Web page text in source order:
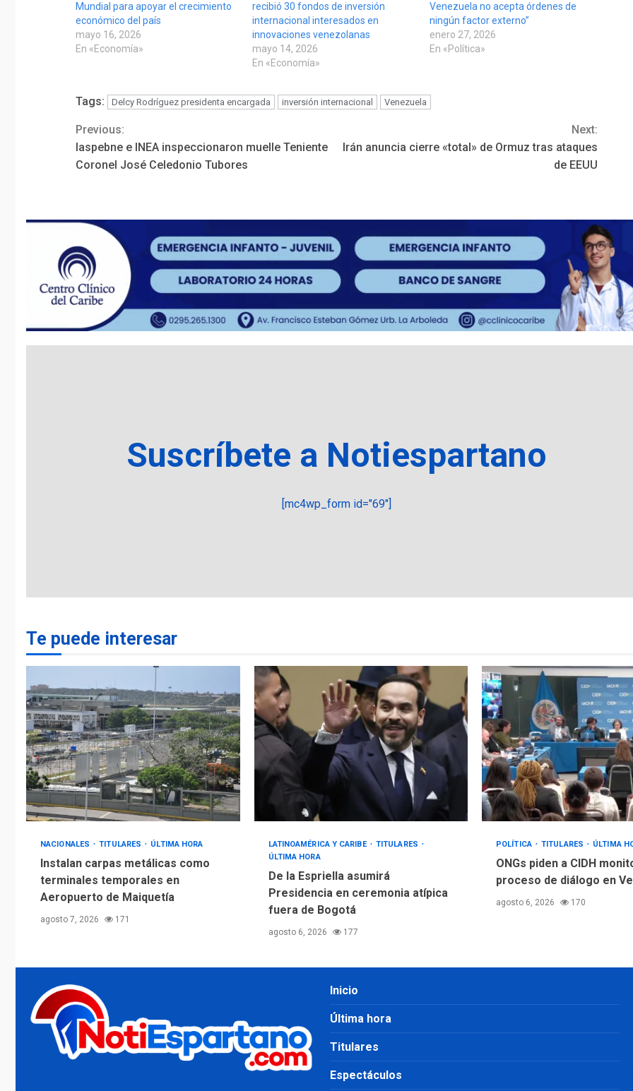
Mundial para apoyar el crecimiento
económico del país
mayo 16, 2026
En «Economía»
recibió 30 fondos de inversión
internacional interesados en
innovaciones venezolanas
mayo 14, 2026
En «Economía»
Venezuela no acepta órdenes de
ningún factor externo”
enero 27, 2026
En «Política»
Tags: Delcy Rodríguez presidenta encargada inversión internacional Venezuela
Continue
Reading
Previous:
Iaspebne e INEA inspeccionaron muelle Teniente
Coronel José Celedonio Tubores
Next:
Irán anuncia cierre «total» de Ormuz tras ataques
de EEUU
Suscríbete a Notiespartano
[mc4wp_form id="69"]
Te puede interesar
NACIONALES TITULARES ÚLTIMA HORA
Instalan carpas metálicas como
terminales temporales en
Aeropuerto de Maiquetía
agosto 7, 2026 171
LATINOAMÉRICA Y CARIBE
TITULARES
ÚLTIMA HORA
De la Espriella asumirá
Presidencia en ceremonia atípica
fuera de Bogotá
agosto 6, 2026 177
POLÍTICA TITULARES ÚLTIMA
ONGs piden a CIDH
proceso de diálogo en
agosto 6, 2026 170
Inicio
Última hora
Titulares
Espectáculos